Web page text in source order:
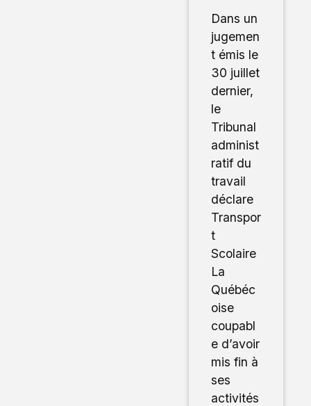
Dans un
jugemen
t émis le
30 juillet
dernier,
le
Tribunal
administ
ratif du
travail
déclare
Transpor
t
Scolaire
La
Québéc
oise
coupabl
e d’avoir
mis fin à
ses
activités